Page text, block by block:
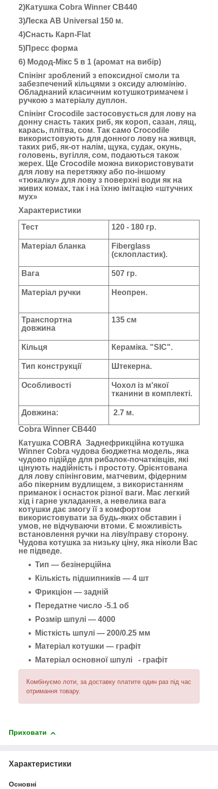
2)Катушка Cobra Winner CB440
3)Леска AB Universal 150 м.
4)Снасть Карп-Flat
5)Пресс форма
6) Модод-Мікс 5 в 1 (аромат на вибір)
Спінінг зроблений з епоксидної смоли та
забезпечений кільцями з оксиду алюмінію.
Обладнаний класичним котушкотримачем і
ручкою з матеріалу дуплон.
Спінінг Crocodile застосовується для лову на
донну снасть таких риб, як короп, сазан, лящ,
карась, плітва, сом. Так само Crocodile
використовують для донного лову на живця,
таких риб, як-от налім, щука, судак, окунь,
головень, вугілля, сом, подаються також
жерех. Ще Crocodile можна використовувати
для лову на перетяжку або по-іншому
«тюкалку» для лову з поверхні води як на
живих комах, так і на їхню імітацію «штучних
мух»
Характеристики
Тест
120 - 180 гр.
Матеріал бланка
Fiberglass
(склопластик).
Вага 507 гр.
Матеріал ручки Неопрен.
Транспортна
довжина
135 см
Кільця Кераміка. "SIC".
Тип конструкції Штекерна.
Особливості
Чохол із м'якої
тканини в комплекті.
Довжина:
2.7 м.
Cobra Winner CB440
Катушка COBRA Заднефрикційна котушка
Winner Cobra чудова бюджетна модель, яка
чудово підійде для рибалок-початківців, які
цінують надійність і простоту. Орієнтована
для лову спінінговим, матчевим, фідерним
або пікерним вудлищем, з використанням
приманок і оснасток різної ваги. Має легкий
хід і гарне укладання, а невелика вага
котушки дає змогу її з комфортом
використовувати за будь-яких обставин і
умов, не відчуваючи втоми. Є можливість
встановлення ручки на ліву/праву сторону.
Чудова котушка за низьку ціну, яка ніколи Вас
не підведе.
Тип — безінерційна
Кількість підшипників — 4 шт
Фрикціон — задній
Передатне число -5.1 об
Розмір шпулі — 4000
Місткість шпулі — 200/0.25 мм
Матеріал котушки — графіт
Матеріал основної шпулі - графіт
Комбінуємо лоти, за доставку платите один раз під час
отримання товару.
Приховати
Характеристики
Основні